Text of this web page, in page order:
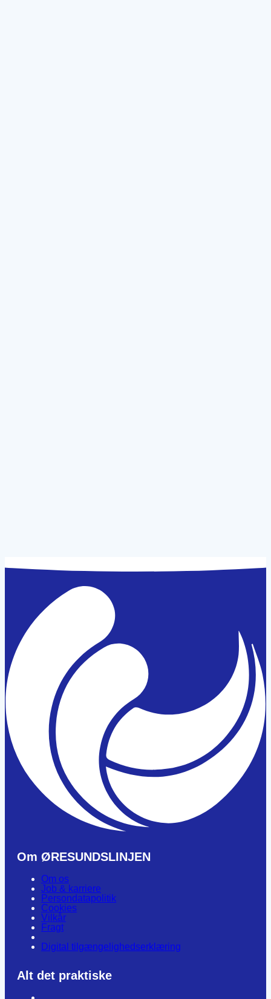
Om ØRESUNDSLINJEN
Om os
Job & karriere
Persondatapolitik
Cookies
Vilkår
Fragt
Digital tilgængelighedserklæring
Alt det praktiske